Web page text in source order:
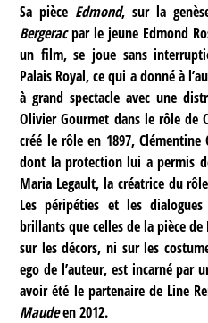
Sa pièce Edmond, sur la
Bergeracpar le jeune Edmond
un film, se joue sans
Palais Royal, ce qui a donné à
à grand spectacle avec une
Olivier Gourmet dans le rôle de
créé le rôle en 1897, Clémentine
dont la protection lui a permis
Maria Legault, la créatrice du
Les péripéties et les
brillants que celles de la pièce de
sur les décors, ni sur les
ego de l’auteur, est incarné par
avoir été le partenaire de Line
Maudeen 2012.